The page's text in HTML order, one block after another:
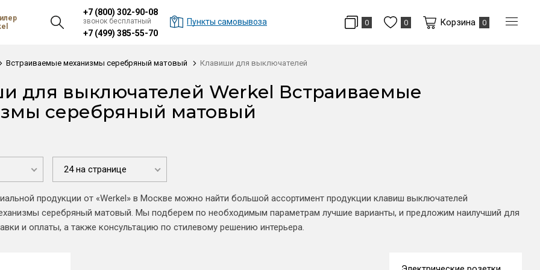
+7 (800) 302-90-08
звонок бесплатный
+7 (499) 385-55-70
Пункты самовывоза 0 0 Корзина 0
Встраиваемые механизмы серебряный матовый Клавиши для выключателей
для выключателей Werkel Встраиваемые
серебряный матовый
24 на странице
продукции от «Werkel» в Москве можно найти большой ассортимент продукции клавиш выключателей
серебряный матовый. Мы подберем по необходимым параметрам лучшие варианты, и предложим наилучший для
и оплаты, а также консультацию по стилевому решению интерьера.